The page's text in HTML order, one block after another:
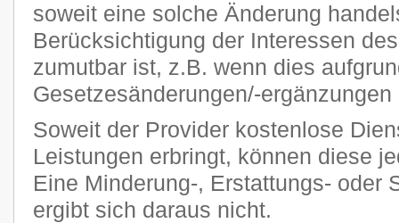
soweit eine solche Änderung
Berücksichtigung der Interessen
zumutbar ist, z.B. wenn dies
Gesetzesänderungen/-
Soweit der Provider kostenlose
Leistungen erbringt, können diese
Eine Minderung-, Erstattungs- oder
ergibt sich daraus nicht.